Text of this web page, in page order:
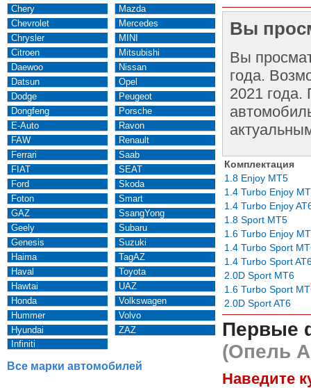
Chery
Chevrolet
Chrysler
Citroen
Daewoo
Datsun
Dodge
Dongfeng
E-Auto
FAW
Ferrari
FIAT
Ford
Foton
GAZ
Geely
Genesis
Haima
Haval
Hawtai
Honda
Hummer
Hyundai
Infiniti
Mazda
Mercedes
MINI
Mitsubishi
Nissan
Opel
Peugeot
Porsche
Ravon
Renault
Saab
SEAT
Skoda
Smart
SsangYong
Subaru
Suzuki
TagAZ
Toyota
UAZ
Volkswagen
Volvo
ZAZ
Все марки автомобилей
Вы
Вы
года.
2021 года.
Комплектация
1.8 Enjoy MT5
1.4 Turbo Enjoy
1.4 Turbo Enjoy
1.8 Sport MT5
1.6 Turbo Enjoy
1.4 Turbo Sport
1.4 Turbo Sport
2.0D Sport MT6
1.6 Turbo Sport
2.0D Sport AT6
Первые
(Опель
Наведите